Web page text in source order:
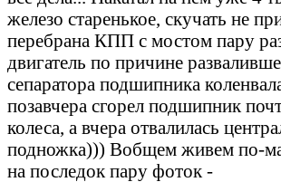
железо старенькое, скучать не
перебрана КПП с мостом пару
двигатель по причине
сепаратора подшипника
позавчера сгорел подшипник
колеса, а вчера отвалилась
подножка))) Вобщем живем по-
на последок пару фоток -